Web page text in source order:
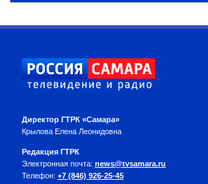
Директор ГТРК «Самара»
Крылова Елена Леонидовна
Редакция ГТРК
Электронная почта: news@tvsamara.ru
Телефон: +7 (846) 926-25-45